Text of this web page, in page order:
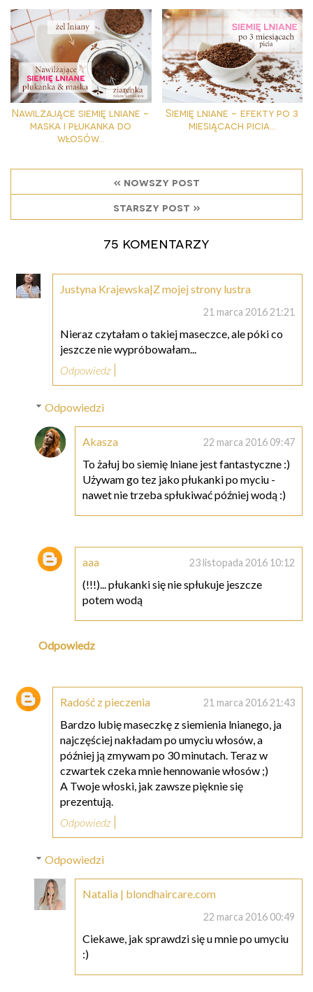
Nawilżające siemię lniane -
maska i płukanka do
włosów...
Siemię lniane - efekty po 3
miesiącach picia...
« nowszy post
starszy post »
75 komentarzy
Justyna Krajewska|Z mojej strony lustra
21 marca 2016 21:21
Nieraz czytałam o takiej maseczce, ale póki co
jeszcze nie wypróbowałam...
Odpowiedz
Odpowiedzi
Akasza 22 marca 2016 09:47
To żałuj bo siemię lniane jest fantastyczne :)
Używam go tez jako płukanki po myciu -
nawet nie trzeba spłukiwać później wodą :)
aaa 23 listopada 2016 10:12
(!!!)... płukanki się nie spłukuje jeszcze
potem wodą
Odpowiedz
Radość z pieczenia 21 marca 2016 21:43
Bardzo lubię maseczkę z siemienia lnianego, ja
najczęściej nakładam po umyciu włosów, a
później ją zmywam po 30 minutach. Teraz w
czwartek czeka mnie hennowanie włosów ;)
A Twoje włoski, jak zawsze pięknie się
prezentują.
Odpowiedz
Odpowiedzi
Natalia | blondhaircare.com
22 marca 2016 00:49
Ciekawe, jak sprawdzi się u mnie po umyciu
:)